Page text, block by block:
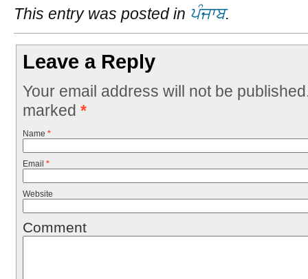
This entry was posted in ਪੰਜਾਬ.
Leave a Reply
Your email address will not be
marked *
Name *
Email *
Website
Comment